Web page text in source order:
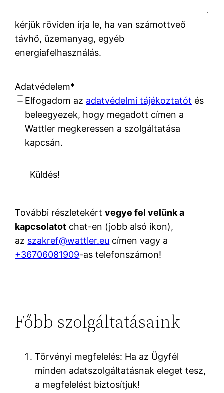
kérjük röviden írja le, ha van számottveő
távhő, üzemanyag, egyéb
energiafelhasználás.
Adatvédelem*
Elfogadom az adatvédelmi tájékoztatót és
beleegyezek, hogy megadott címen a
Wattler megkeressen a szolgáltatása
kapcsán.
Küldés!
További részletekértvegye fel velünk a
kapcsolatot chat-en (jobb alsó ikon),
az szakref@wattler.eu címen vagy a
+36706081909-as telefonszámon!
Főbb szolgáltatásaink
Törvényi megfelelés: Ha az Ügyfél
minden adatszolgáltatásnak eleget tesz,
a megfelelést biztosítjuk!